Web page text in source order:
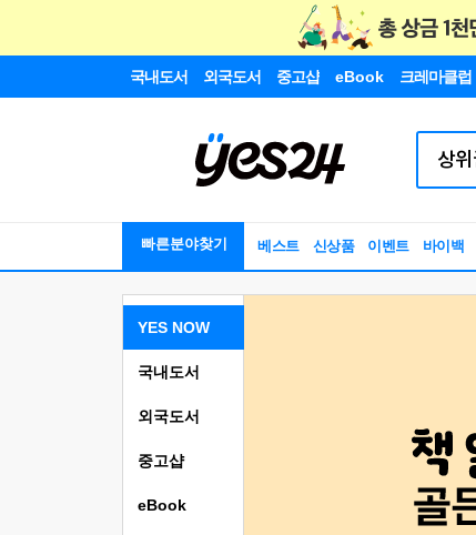
국내도서 외국도서 중고샵 eBook 크레마클럽
빠른분야찾기 베스트 신상품 이벤트 바이백
YES NOW
국내도서
외국도서
중고샵
eBook